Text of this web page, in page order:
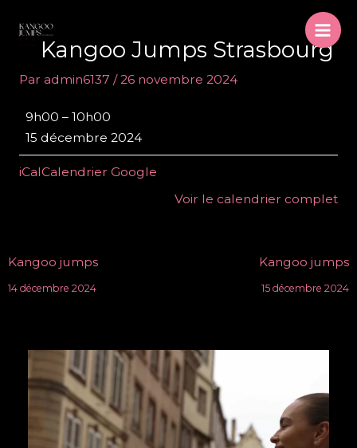
contenuKangoo Jumps Strasbourg
Par admin6137 /26 novembre 2024
Kangoo
Jumps
Strasbourg
9h00 – 10h00
15 décembre 2024
iCalCalendrier Google
Voir le calendrier complet
Navigation
Kangoo jumps
14 décembre 2024
Kangoo jumps
15 décembre 2024